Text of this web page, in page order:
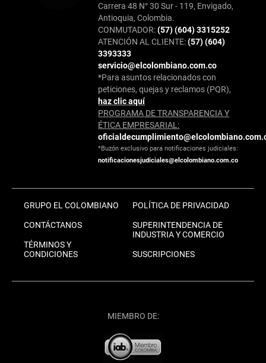
Carrera 48 N° 30 Sur - 119, Envigado,
Antioquia, Colombia.
CONMUTADOR:(57) (604) 3315252
ATENCIÓN AL CLIENTE:(57) (604)
3393333
servicio@elcolombiano.com.co
*Para asuntos relacionados con
peticiones, quejas y reclamos (PQR),
haz clic aquí
PROGRAMA DE TRANSPARENCIA Y
ÉTICA EMPRESARIAL:
*Buzón exclusivo para notificaciones judiciales:
notificacionesjudiciales@elcolombiano.com.co
GRUPO EL COLOMBIANO
CONTÁCTANOS
TÉRMINOS Y
CONDICIONES
POLÍTICA DE PRIVACIDAD
SUPERINTENDENCIA DE
INDUSTRIA Y COMERCIO
SUSCRIPCIONES
MIEMBRO DE: